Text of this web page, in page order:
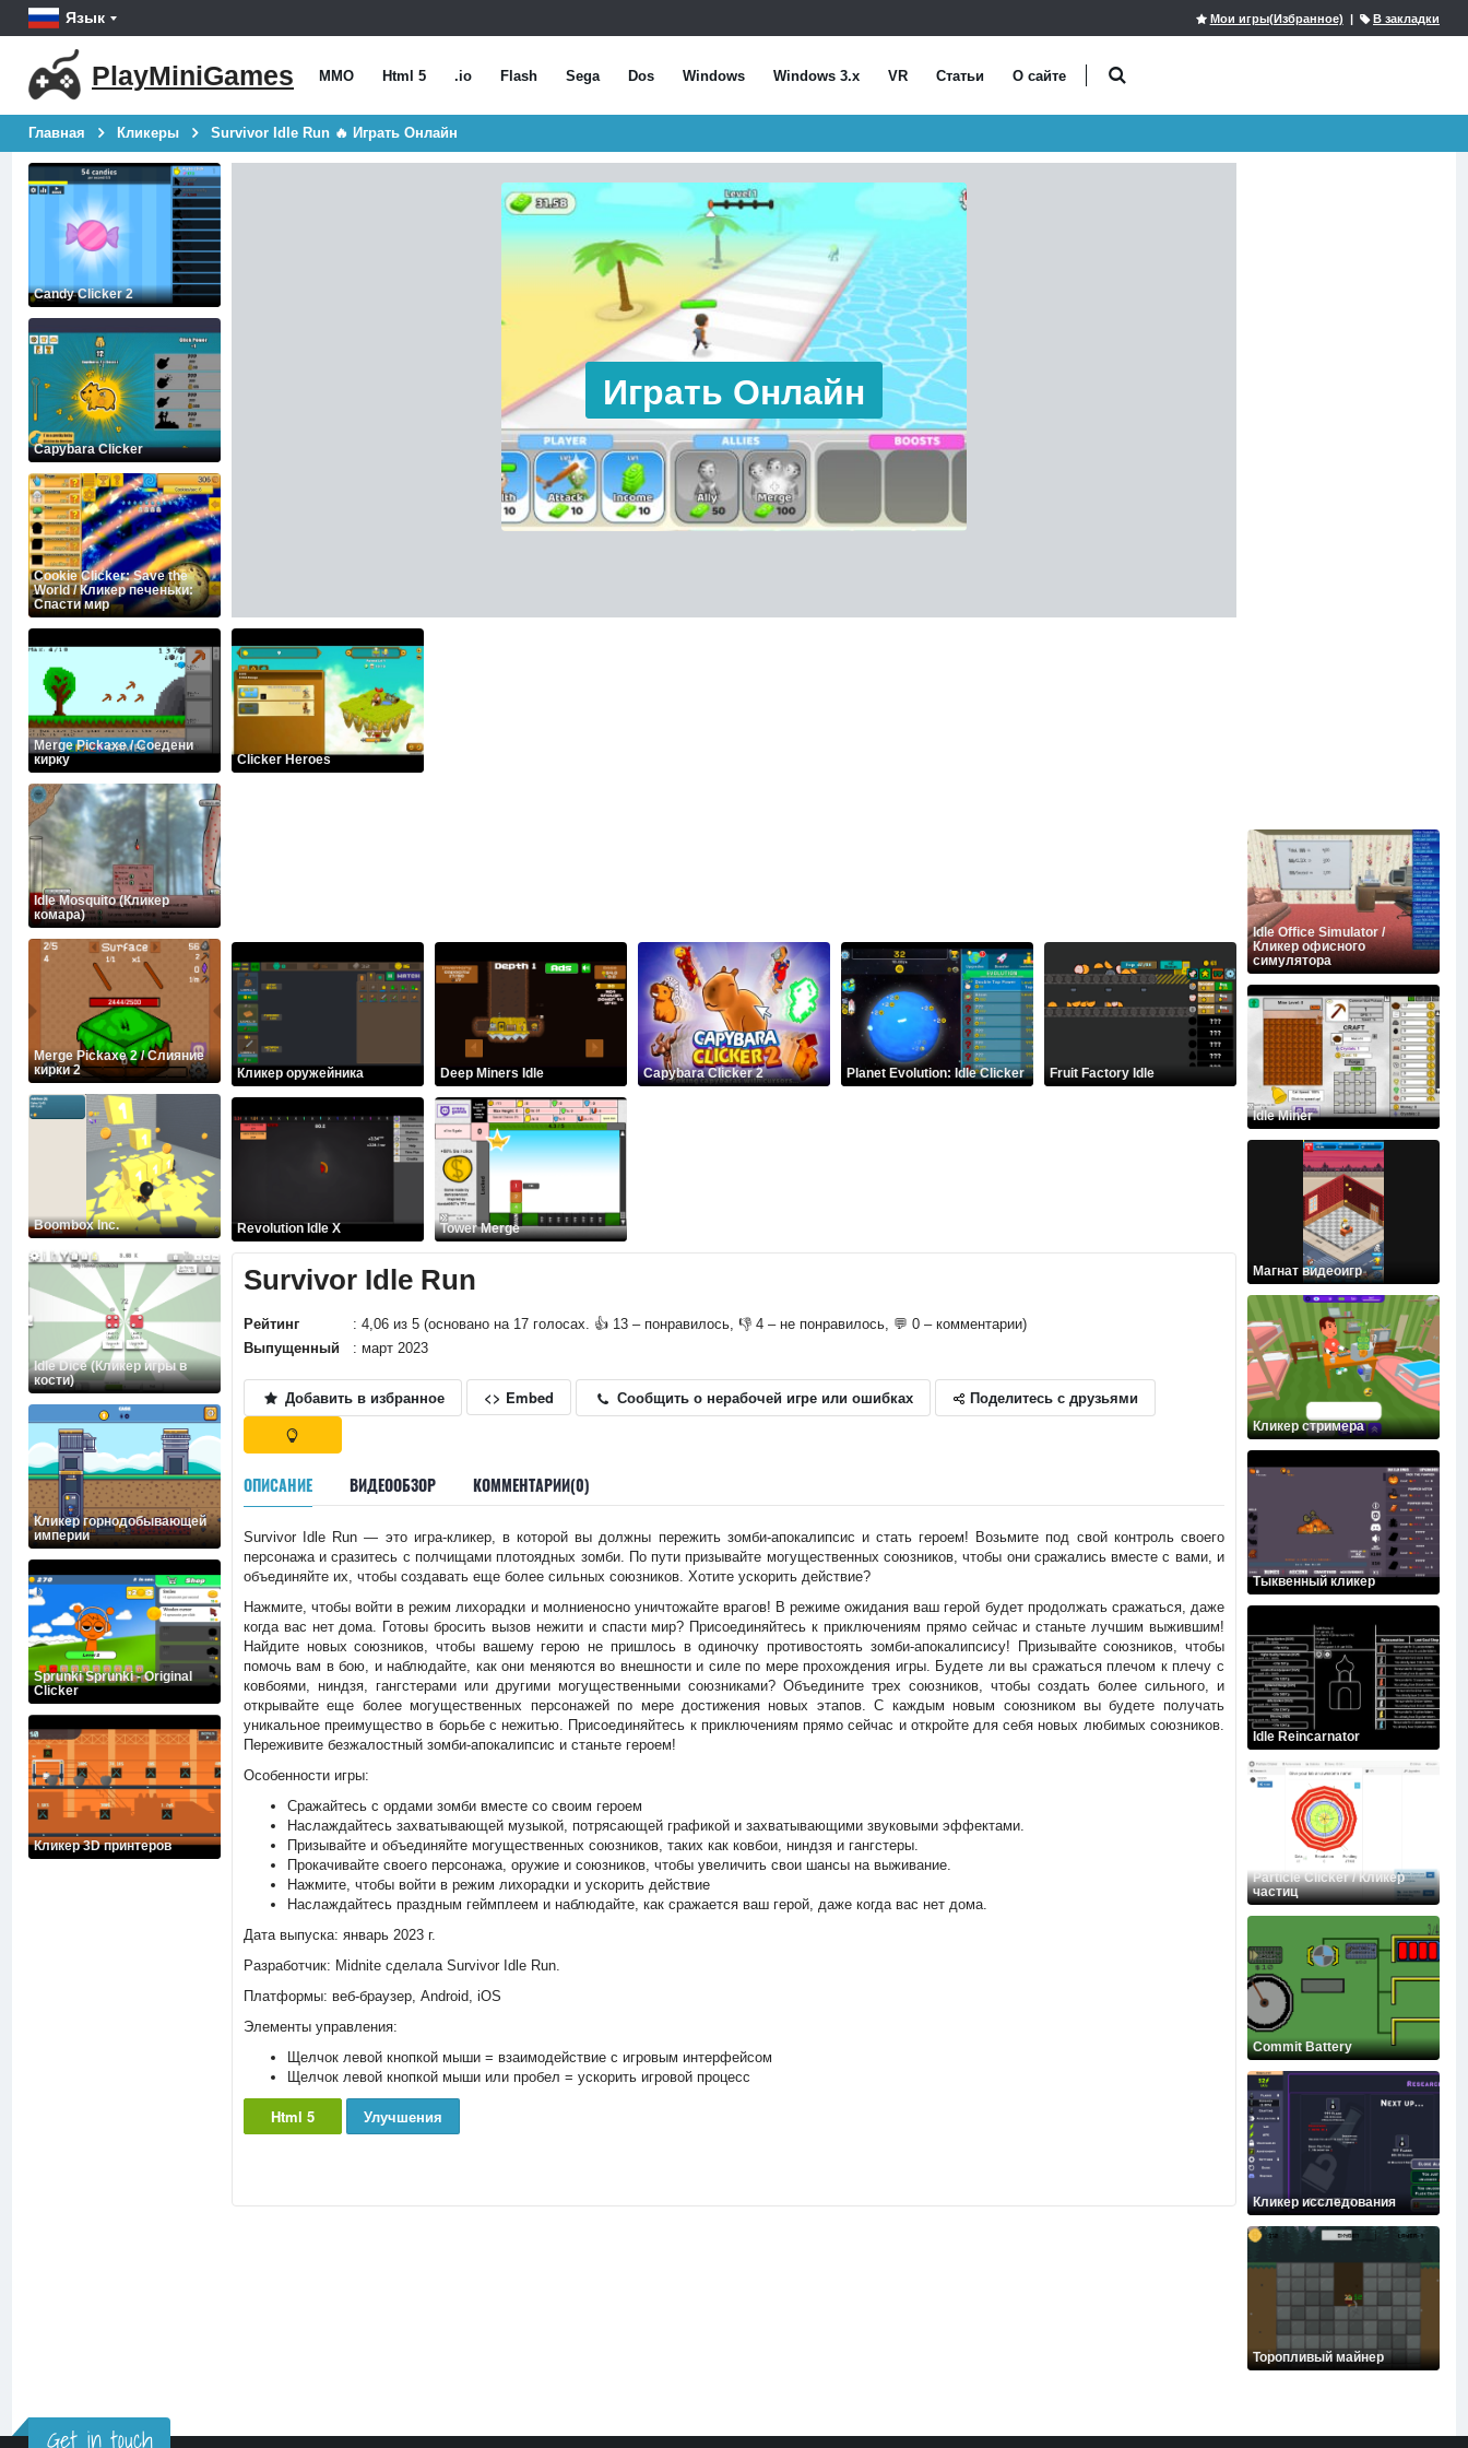
Язык Мои игры(Избранное) | В закладки
PlayMiniGames MMO Html 5 .io Flash Sega Dos Windows Windows 3.x VR Статьи О сайте
Главная Кликеры Survivor Idle Run 🔥 Играть Онлайн
Candy Clicker 2
Capybara Clicker
Cookie Clicker: Save the
World / Кликер печеньки:
Спасти мир
Merge Pickaxe / Соедени
кирку
Idle Mosquito (Кликер
комара)
Merge Pickaxe 2 / Слияние
кирки 2
Boombox Inc.
Idle Dice (Кликер игры в
кости)
Кликер горнодобывающей
империи
Sprunki Sprunki - Original
Clicker
Кликер 3D принтеров
Играть Онлайн
Clicker Heroes
Кликер оружейника Deep Miners Idle Capybara Clicker 2 Planet Evolution: Idle Clicker Fruit Factory Idle
Revolution Idle X Tower Merge
Survivor Idle Run
Рейтинг
: 4,06 из 5 (основано на 17 голосах. 👍 13 – понравилось, 👎 4 – не понравилось, 💬 0 – комментарии)
Выпущенный
: март 2023
Добавить в избранное <> Embed Сообщить о нерабочей игре или ошибках Поделитесь с друзьями
ОПИСАНИЕ ВИДЕООБЗОР КОММЕНТАРИИ(0)
Survivor Idle Run — это игра-кликер, в которой вы должны пережить зомби-апокалипсис и стать героем! Возьмите под свой контроль своего
персонажа и сразитесь с полчищами плотоядных зомби. По пути призывайте могущественных союзников, чтобы они сражались вместе с вами, и
объединяйте их, чтобы создавать еще более сильных союзников. Хотите ускорить действие?
Нажмите, чтобы войти в режим лихорадки и молниеносно уничтожайте врагов! В режиме ожидания ваш герой будет продолжать сражаться, даже
когда вас нет дома. Готовы бросить вызов нежити и спасти мир? Присоединяйтесь к приключениям прямо сейчас и станьте лучшим выжившим!
Найдите новых союзников, чтобы вашему герою не пришлось в одиночку противостоять зомби-апокалипсису! Призывайте союзников, чтобы
помочь вам в бою, и наблюдайте, как они меняются во внешности и силе по мере прохождения игры. Будете ли вы сражаться плечом к плечу с
ковбоями, ниндзя, гангстерами или другими могущественными союзниками? Объедините трех союзников, чтобы создать более сильного, и
открывайте еще более могущественных персонажей по мере достижения новых этапов. С каждым новым союзником вы будете получать
уникальное преимущество в борьбе с нежитью. Присоединяйтесь к приключениям прямо сейчас и откройте для себя новых любимых союзников.
Переживите безжалостный зомби-апокалипсис и станьте героем!
Особенности игры:
Сражайтесь с ордами зомби вместе со своим героем
Наслаждайтесь захватывающей музыкой, потрясающей графикой и захватывающими звуковыми эффектами.
Призывайте и объединяйте могущественных союзников, таких как ковбои, ниндзя и гангстеры.
Прокачивайте своего персонажа, оружие и союзников, чтобы увеличить свои шансы на выживание.
Нажмите, чтобы войти в режим лихорадки и ускорить действие
Наслаждайтесь праздным геймплеем и наблюдайте, как сражается ваш герой, даже когда вас нет дома.
Дата выпуска: январь 2023 г.
Разработчик: Midnite сделала Survivor Idle Run.
Платформы: веб-браузер, Android, iOS
Элементы управления:
Щелчок левой кнопкой мыши = взаимодействие с игровым интерфейсом
Щелчок левой кнопкой мыши или пробел = ускорить игровой процесс
Html 5 Улучшения
Idle Office Simulator /
Кликер офисного
симулятора
Idle Miner
Магнат видеоигр
Кликер стримера
Тыквенный кликер
Idle Reincarnator
Particle Clicker / Кликер
частиц
Commit Battery
Кликер исследования
Торопливый майнер
Get in touch